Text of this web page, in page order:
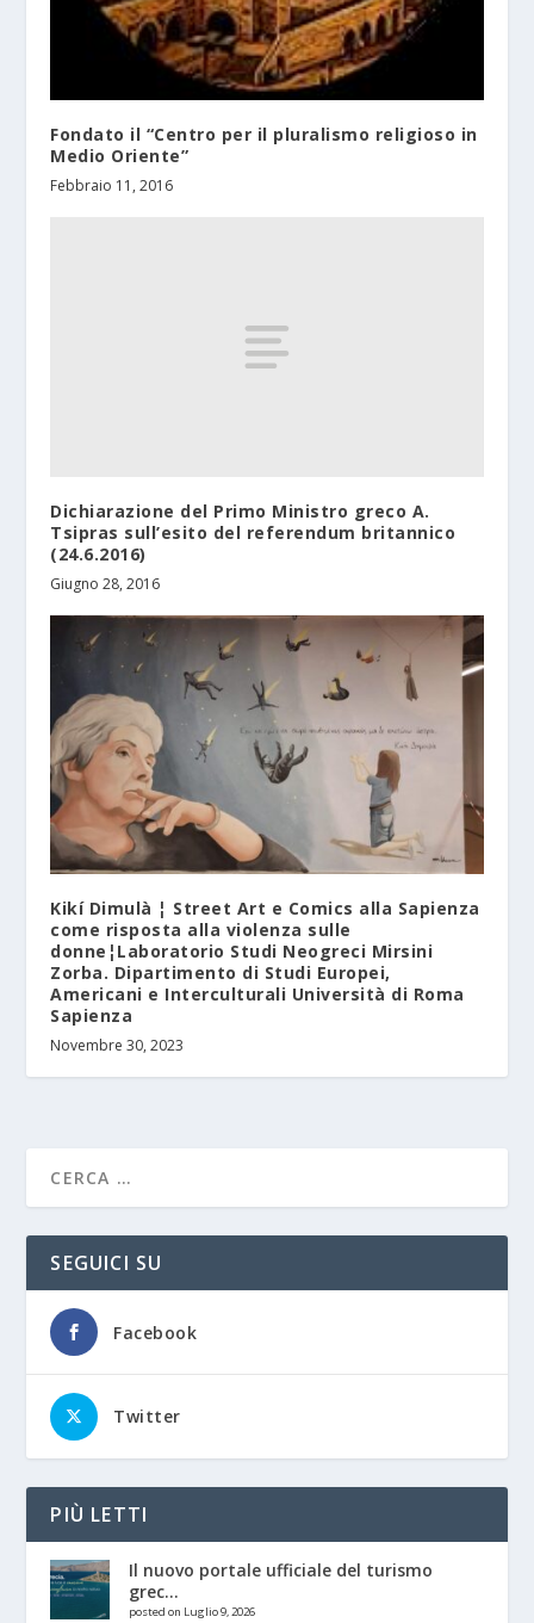
Fondato il “Centro per il pluralismo religioso in
Medio Oriente”
Febbraio 11, 2016
Dichiarazione del Primo Ministro greco A.
Tsipras sull’esito del referendum britannico
(24.6.2016)
Giugno 28, 2016
Kikí Dimulà ¦ Street Art e Comics alla Sapienza
come risposta alla violenza sulle
donne¦Laboratorio Studi Neogreci Mirsini
Zorba. Dipartimento di Studi Europei,
Americani e Interculturali Università di Roma
Sapienza
Novembre 30, 2023
SEGUICI SU
Facebook
Twitter
PIÙ LETTI
Il nuovo portale ufficiale del turismo
grec...
posted on Luglio 9, 2026